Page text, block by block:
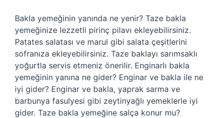
Bakla yemeğinin yanında ne yenir? Taze bakla
yemeğinize lezzetli pirinç pilavı ekleyebilirsiniz.
Patates salatası ve marul gibi salata çeşitlerini
sofranıza ekleyebilirsiniz. Taze baklayı sarımsaklı
yoğurtla servis etmeniz önerilir. Enginarlı bakla
yemeğinin yanına ne gider? Enginar ve bakla ile ne
iyi gider? Enginar ve bakla, yaprak sarma ve
barbunya fasulyesi gibi zeytinyağlı yemeklerle iyi
gider. Taze bakla yemeğine salça konur mu?